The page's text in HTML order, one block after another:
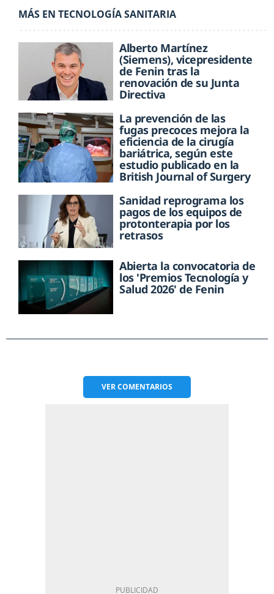
MÁS EN TECNOLOGÍA SANITARIA
Alberto Martínez
(Siemens), vicepresidente
de Fenin tras la
renovación de su Junta
Directiva
La prevención de las
fugas precoces mejora la
eficiencia de la cirugía
bariátrica, según este
estudio publicado en la
British Journal of Surgery
Sanidad reprograma los
pagos de los equipos de
protonterapia por los
retrasos
Abierta la convocatoria de
los 'Premios Tecnología y
Salud 2026' de Fenin
VERCOMENTARIOS